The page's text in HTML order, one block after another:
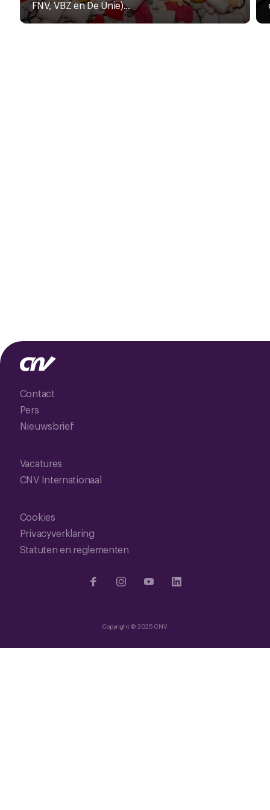
FNV, VBZ en De Unie)...
Contact
Pers
Nieuwsbrief
Vacatures
CNV Internationaal
Cookies
Privacyverklaring
Statuten en reglementen
Copyright © 2025 CNV